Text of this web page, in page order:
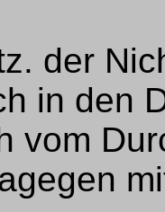
der
in den
vom